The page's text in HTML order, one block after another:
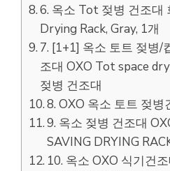
6. 옥소 Tot 젖병 건조대
Drying Rack, Gray, 1개
7. [1+1] 옥소 토트 젖병/
조대 OXO Tot space
젖병 건조대
8. OXO 옥소 토트 젖병
9. 옥소 젖병 건조대
SAVING DRYING
10. 옥소 OXO 식기건